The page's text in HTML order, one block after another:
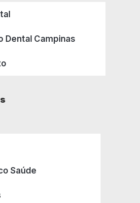
Dental Campinas
Saúde